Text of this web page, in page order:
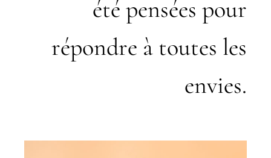
été pensées pour
répondre à toutes les
envies.